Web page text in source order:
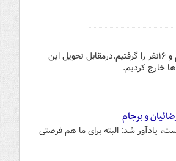
حجت الاسلام طائب مشاور فرمانده کل سپاه: مادر این مبادله ۴نفر را تحویل دادیم و ۱۶نفر را گرفتیم.درمقابل تحویل این
و برجام
یادآور شد: البته برای ما هم فرصتی